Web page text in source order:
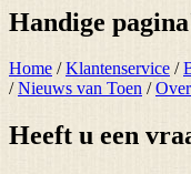
Handige
Home /Klantenservice /
/Nieuws van Toen /
Heeft u een